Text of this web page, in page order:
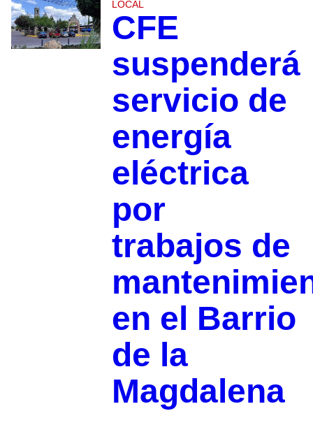
LOCAL
CFE
suspenderá
servicio de
energía
eléctrica
por
trabajos de
en el Barrio
de la
Magdalena